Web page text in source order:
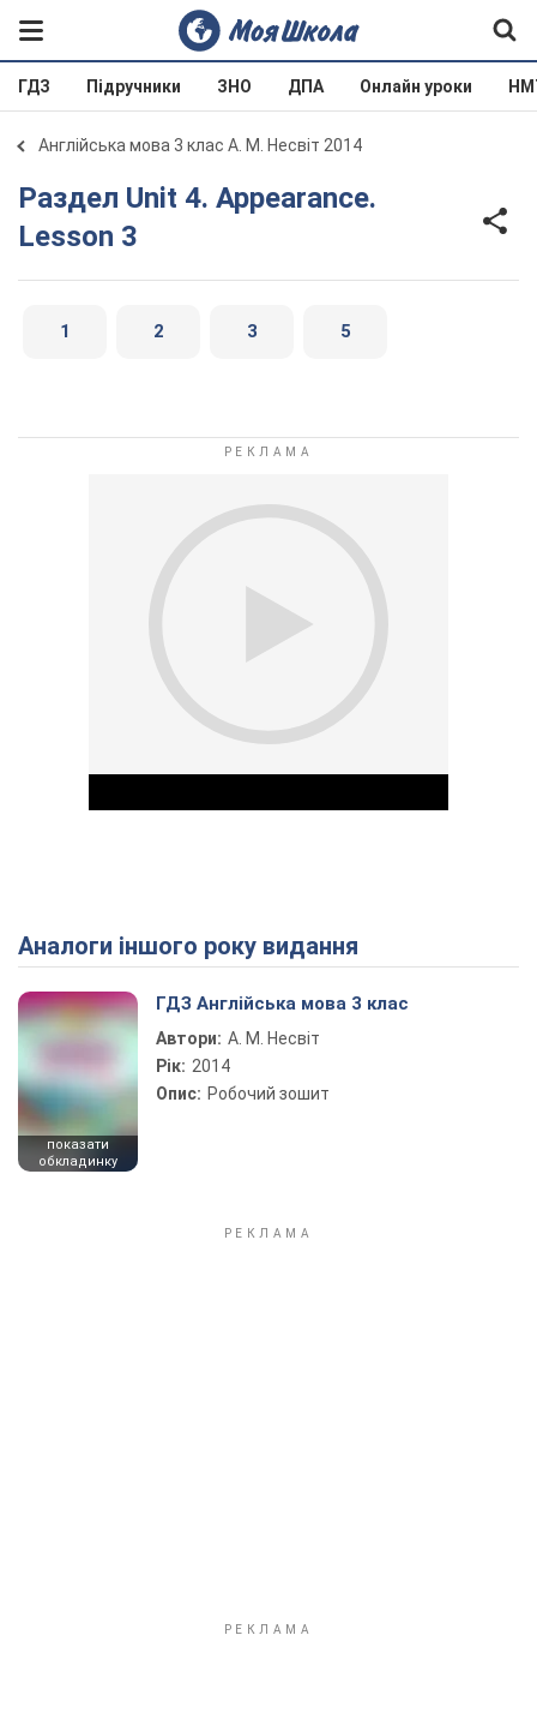
ГДЗ Підручники ЗНО ДПА Онлайн уроки
Англійська мова 3 клас А. М. Несвіт 2014
Раздел Unit 4. Appearance.
Lesson 3
1 2 3 5
Play Video
Аналоги іншого року видання
показати
обкладинку
ГДЗ Англійська мова 3 клас
Автори: А. М. Несвіт
Рік: 2014
Опис: Робочий зошит